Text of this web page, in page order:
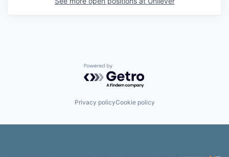
Powered by Getro.com
Privacy policyCookie policy